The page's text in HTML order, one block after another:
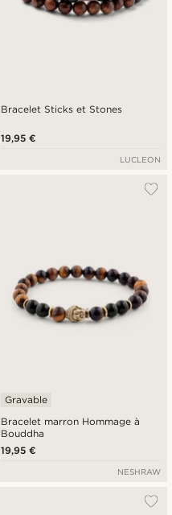
Bracelet Sticks et Stones
19,95 €
LUCLEON
Bracelet marron Hommage à
Bouddha
Gravable
19,95 €
NESHRAW